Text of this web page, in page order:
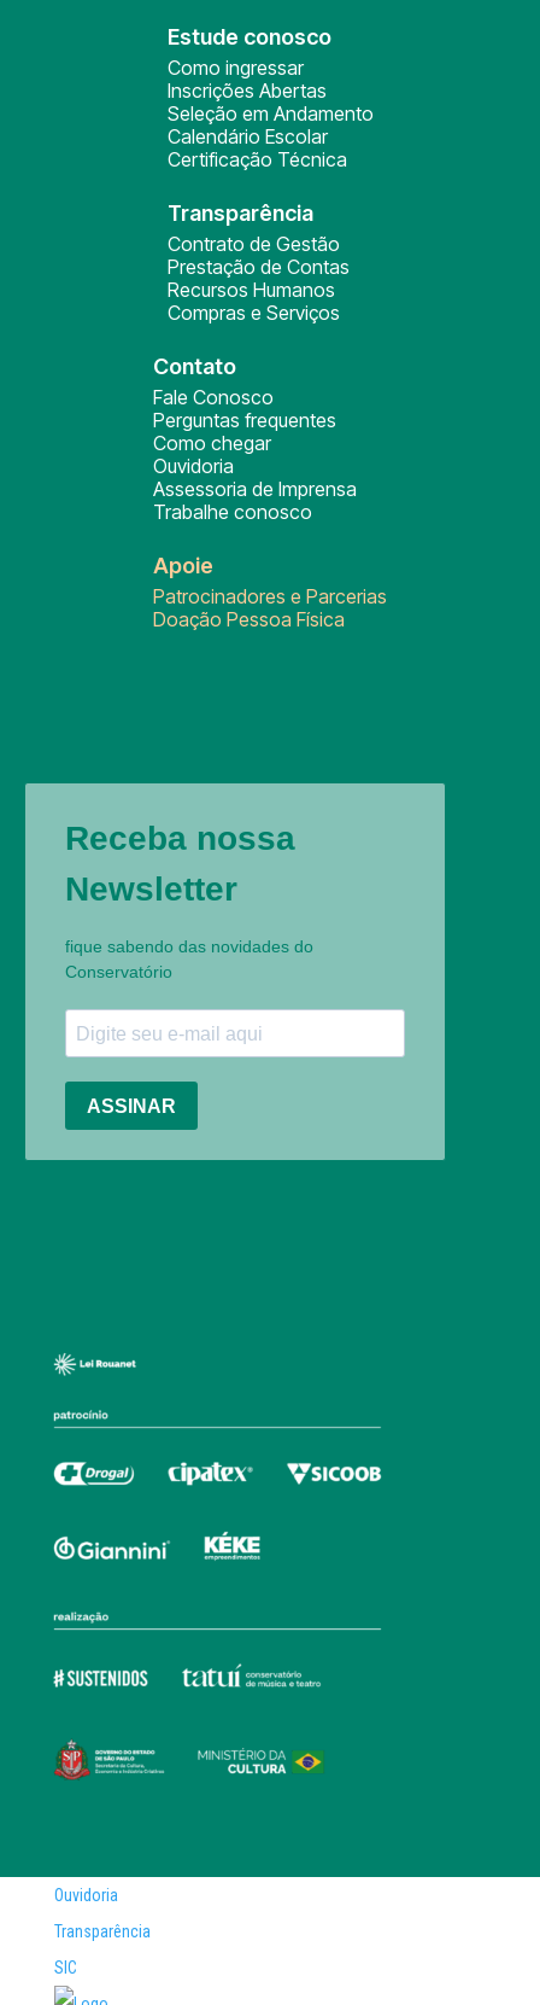
Estude conosco
Como ingressar
Inscrições Abertas
Seleção em Andamento
Calendário Escolar
Certificação Técnica
Transparência
Contrato de Gestão
Prestação de Contas
Recursos Humanos
Compras e Serviços
Contato
Fale Conosco
Perguntas frequentes
Como chegar
Ouvidoria
Assessoria de Imprensa
Trabalhe conosco
Apoie
Patrocinadores e Parcerias
Doação Pessoa Física
Ouvidoria
Transparência
SIC